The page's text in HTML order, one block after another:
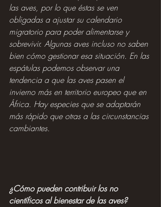
las aves, por lo que éstas se ven
obligadas a ajustar su calendario
migratorio para poder alimentarse y
sobrevivir. Algunas aves incluso no saben
bien cómo gestionar esa situación. En las
espátulas podemos observar una
tendencia a que las aves pasen el
invierno más en territorio europeo que en
África. Hay especies que se adaptarán
más rápido que otras a las circunstancias
cambiantes.
¿Cómo pueden contribuir los no
científicos al bienestar de las aves?